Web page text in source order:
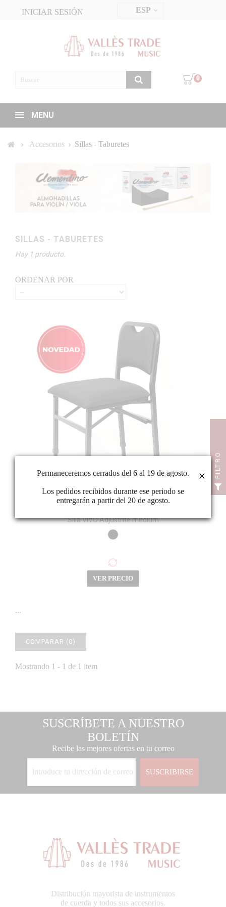
INICIAR SESIÓN ESP
0
MENU
Accesorios Sillas - Taburetes
SILLAS - TABURETES
Hay 1 producto.
ORDENAR POR
Silla VIVO Adjustrite medium
VER PRECIO
...
COMPARAR (0)
Mostrando 1 - 1 de 1 item
SUSCRÍBETE A NUESTRO
BOLETÍN
Recibe las mejores ofertas en tu correo
SUSCRIBIRSE
Distribución mayorista de instrumentos
de cuerda y todos sus accesorios.
FILTRO
Permaneceremos cerrados del 6 al 19 de agosto.
Los pedidos recibidos durante ese periodo se
entregarán a partir del 20 de agosto.
×